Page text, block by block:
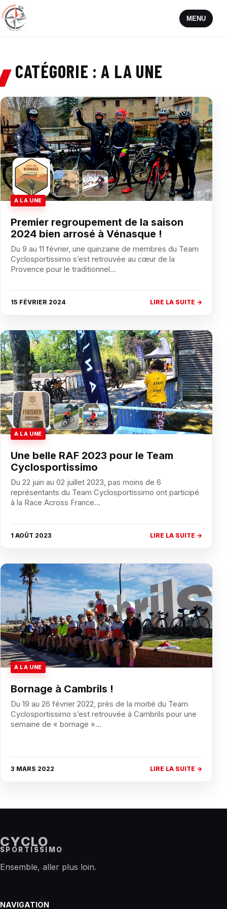
MENU
CATÉGORIE : A LA UNE
A LA UNE
Premier regroupement de la saison
2024 bien arrosé à Vénasque !
Du 9 au 11 février, une quinzaine de membres du Team
Cyclosportissimo s’est retrouvée au cœur de la
Provence pour le traditionnel…
15 FÉVRIER 2024 LIRE LA SUITE →
A LA UNE
Une belle RAF 2023 pour le Team
Cyclosportissimo
Du 22 juin au 02 juillet 2023, pas moins de 6
représentants du Team Cyclosportissimo ont participé
à la Race Across France…
1 AOÛT 2023 LIRE LA SUITE →
A LA UNE
Bornage à Cambrils !
Du 19 au 26 février 2022, près de la moitié du Team
Cyclosportissimo s’est retrouvée à Cambrils pour une
semaine de « bornage »…
3 MARS 2022 LIRE LA SUITE →
CYCLO
SPORTISSIMO
Ensemble, aller plus loin.
NAVIGATION